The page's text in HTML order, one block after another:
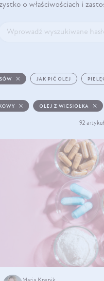
o właściwościach i
JAK PIĆ OLEJ
OLEJ Z WIESIOŁKA
92